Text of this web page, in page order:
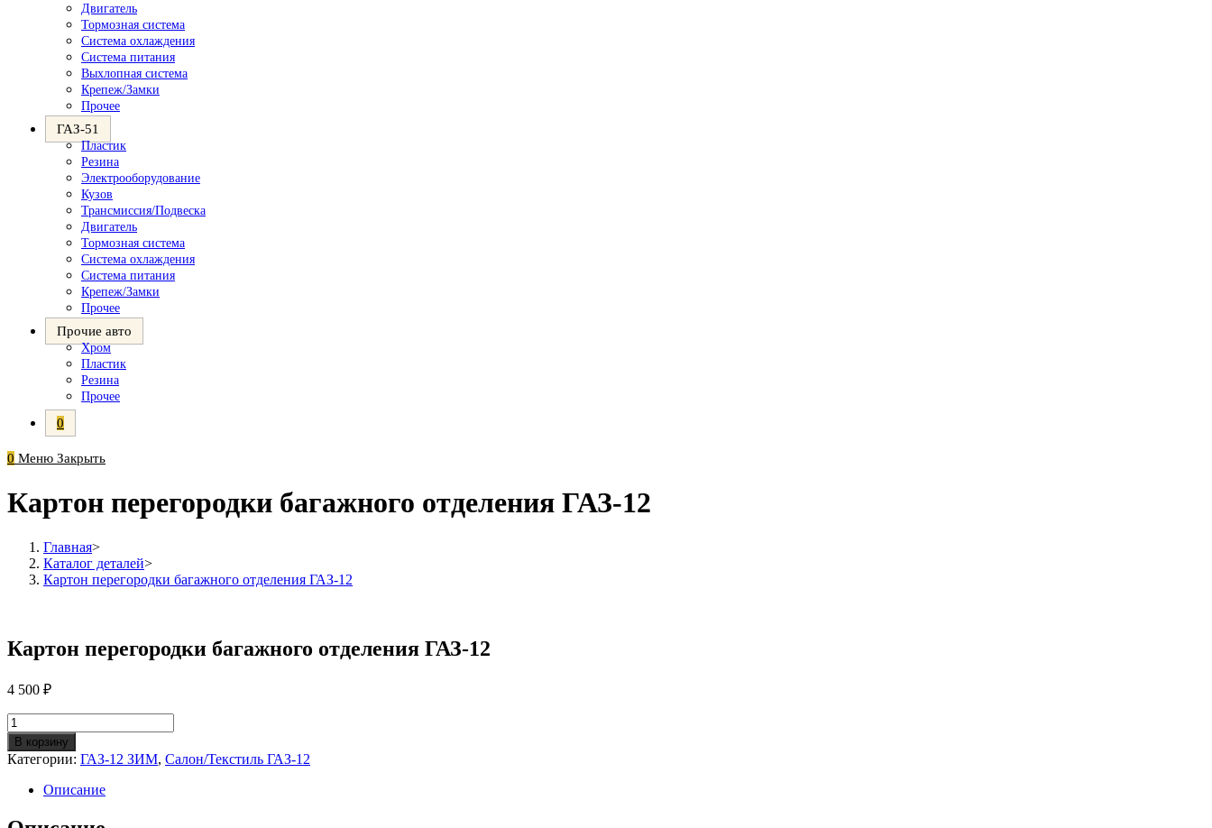
Двигатель
Тормозная система
Система охлаждения
Система питания
Выхлопная система
Крепеж/Замки
Прочее
ГАЗ-51
Пластик
Резина
Электрооборудование
Кузов
Трансмиссия/Подвеска
Двигатель
Тормозная система
Система охлаждения
Система питания
Крепеж/Замки
Прочее
Прочие авто
Хром
Пластик
Резина
Прочее
0
0 Меню Закрыть
Картон перегородки багажного отделения ГАЗ-12
Главная>
Каталог деталей>
Картон перегородки багажного отделения ГАЗ-12
Картон перегородки багажного отделения ГАЗ-12
4 500 ₽
Количество
Картон
перегородки
багажного
отделения
ГАЗ-12
В корзину
Категории: ГАЗ-12 ЗИМ, Салон/Текстиль ГАЗ-12
Описание